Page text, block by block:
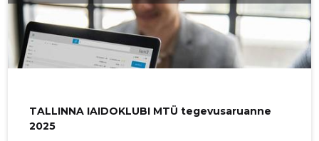
eurot 1-le inimesele.
TALLINNA IAIDOKLUBI MTÜ tegevusaruanne
2025